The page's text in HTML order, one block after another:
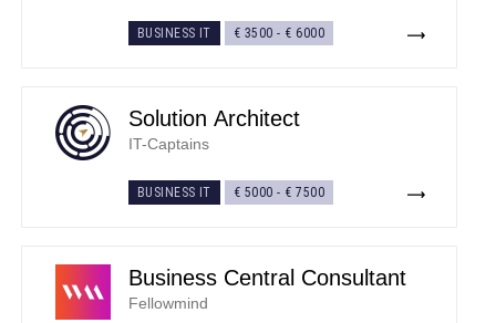
BUSINESS IT € 3500 - € 6000
Solution Architect
IT-Captains
BUSINESS IT € 5000 - € 7500
Business Central Consultant
Fellowmind